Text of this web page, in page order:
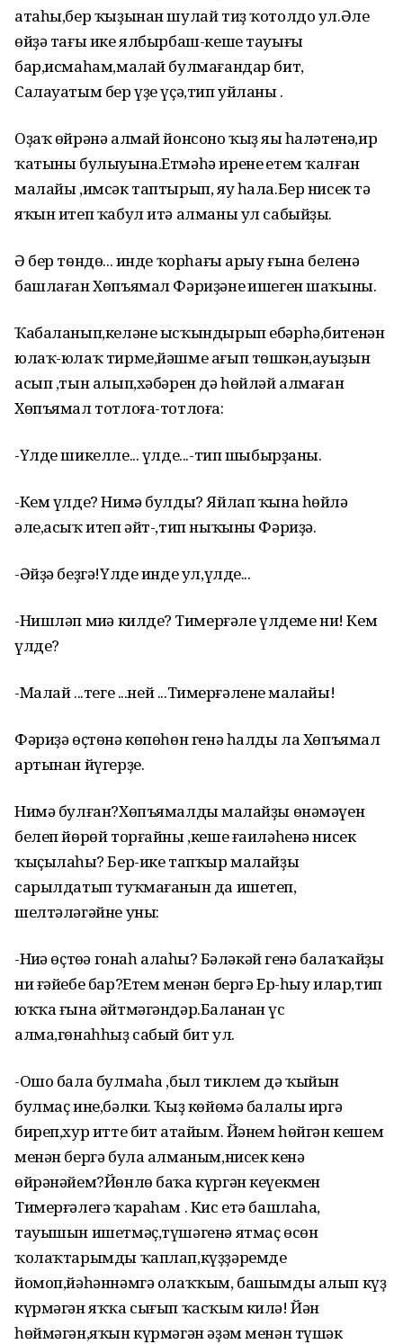
атаһы,бер ҡыҙынан шулай тиҙ ҡотолдо ул.Әле
өйҙә тағы ике ялбырбаш-кеше тауығы
бар,исмаһам,малай булмағандар бит,
Салауатым бер үҙе үҫә,тип уйланы .
Оҙаҡ өйрәнә алмай йонсоно ҡыҙ яңы һаләтенә,ир
ҡатыны булыуына.Етмәһә иренең етем ҡалған
малайы ,имсәк таптырып, яу һала.Бер нисек тә
яҡын итеп ҡабул итә алманы ул сабыйҙы.
Ә бер төндө... инде ҡорһағы арыу ғына беленә
башлаған Хөпъямал Фәриҙәнең ишеген шаҡыны.
Ҡабаланып,келәне ысҡындырып ебәрһә,битенән
юлаҡ-юлаҡ тирме,йәшме ағып төшкән,ауыҙын
асып ,тын алып,хәбәрен дә һөйләй алмаған
Хөпъямал тотлоға-тотлоға:
-Үлде шикелле... үлде...-тип шыбырҙаны.
-Кем үлде? Нимә булды? Яйлап ҡына һөйлә
әле,асыҡ итеп әйт-,тип ныҡыны Фәриҙә.
-Әйҙә беҙгә!Үлде инде ул,үлде...
-Нишләп миңә килдең? Тимерғәле үлдеме ни! Кем
үлде?
-Малай ...теге ...ней ...Тимерғәленең малайы!
Фәриҙә өҫтөнә көпөһөн генә һалды ла Хөпъямал
артынан йүгерҙе.
Нимә булған?Хөпъямалдың малайҙы өнәмәүен
белеп йөрөй торғайны ,кеше ғаиләһенә нисек
ҡыҫылаһың? Бер-ике тапҡыр малайҙы
сарылдатып туҡмағанын да ишетеп,
шелтәләгәйне уны:
-Ниңә өҫтөңә гонаһ алаһың? Бәләкәй генә балаҡайҙың
ни ғәйебе бар?Етем менән бергә Ер-һыу илар,тип
юҡҡа ғына әйтмәгәндәр.Баланан үс
алма,гөнаһһыҙ сабый бит ул.
-Ошо бала булмаһа ,был тиклем дә ҡыйын
булмаҫ ине,бәлки. Ҡыҙ көйөмә балалы иргә
биреп,хур итте бит атайым. Йәнем һөйгән кешем
менән бергә була алманым,нисек кенә
өйрәнәйем?Йөнлө баҡа күргән кеүекмен
Тимерғәлегә ҡараһам . Кис етә башлаһа,
тауышын ишетмәҫ,түшәгенә ятмаҫ өсөн
ҡолаҡтарымды ҡаплап,күҙҙәремде
йомоп,йәһәннәмгә олаҡҡым, башымды алып күҙ
күрмәгән яҡҡа сығып ҡасҡым килә! Йән
һөймәгән,яҡын күрмәгән әҙәм менән түшәк